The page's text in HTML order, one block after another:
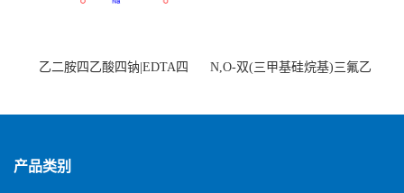
乙二胺四乙酸四钠|EDTA四
N,O-双(三甲基硅烷基)三氟乙
产品类别